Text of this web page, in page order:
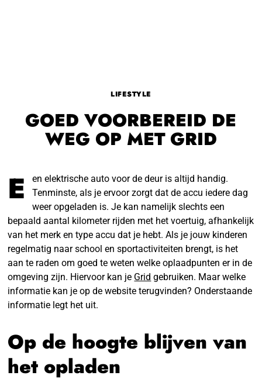
LIFESTYLE
GOED VOORBEREID DE
WEG OP MET GRID
E
en elektrische auto voor de deur is altijd handig.
Tenminste, als je ervoor zorgt dat de accu iedere dag
weer opgeladen is. Je kan namelijk slechts een
bepaald aantal kilometer rijden met het voertuig, afhankelijk
van het merk en type accu dat je hebt. Als je jouw kinderen
regelmatig naar school en sportactiviteiten brengt, is het
aan te raden om goed te weten welke oplaadpunten er in de
omgeving zijn. Hiervoor kan je Grid gebruiken. Maar welke
informatie kan je op de website terugvinden? Onderstaande
informatie legt het uit.
Op de hoogte blijven van
het opladen